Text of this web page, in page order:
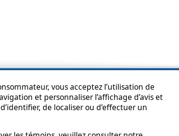
vous acceptez l’utilisation de
et personnaliser l’affichage d’avis et
de localiser ou d’effectuer un
de l'information